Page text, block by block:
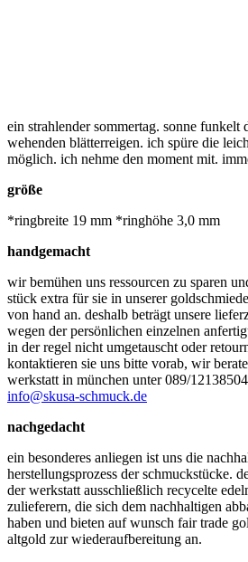
ein strahlender sommertag. sonne funkelt
wehenden blätterreigen. ich spüre die
möglich. ich nehme den moment mit.
größe
*ringbreite 19 mm *ringhöhe 3,0 mm
handgemacht
wir bemühen uns ressourcen zu sparen
stück extra für sie in unserer
von hand an. deshalb beträgt unsere
wegen der persönlichen einzelnen
in der regel nicht umgetauscht oder
kontaktieren sie uns bitte vorab, wir
werkstatt in münchen unter 089/
info@skusa-schmuck.de
nachgedacht
ein besonderes anliegen ist uns die
herstellungsprozess der schmuckstücke.
der werkstatt ausschließlich recycelte
zulieferern, die sich dem nachhaltigen
haben und bieten auf wunsch fair trade
altgold zur wiederaufbereitung an.